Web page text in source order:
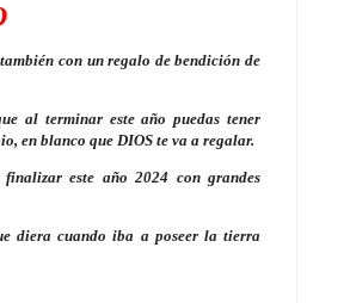
con un regalo de bendición de
al terminar este año puedas tener
en blanco que DIOS te va a regalar.
este año 2024 con grandes
diera cuando iba a poseer la tierra